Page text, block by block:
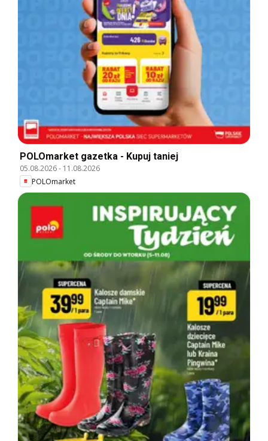
POLOmarket gazetka - Kupuj taniej
05.08.2026- 11.08.2026
POLOmarket